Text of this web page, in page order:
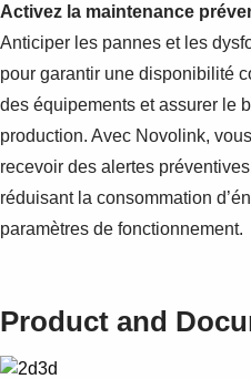
Activez la maintenance
Anticiper les pannes et les
pour garantir une disponibilité
des équipements et assurer le
production. Avec Novolink,
recevoir des alertes
réduisant la consommation
paramètres de fonctionnement.
Product and